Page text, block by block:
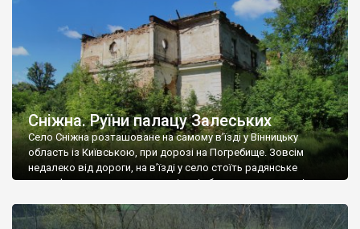
Сніжна. Руїни палацу Залеських
Село Сніжна розташоване на самому в’їзді у Вінницьку
область із Київською, при дорозі на Погребище. Зовсім
недалеко від дороги, на в’їзді у село стоїть радянське
рельєфне пано, яке показує жінку і яблуню, а трохи далі, десь
не видно, але видно дві стареньких колії у траві – […]